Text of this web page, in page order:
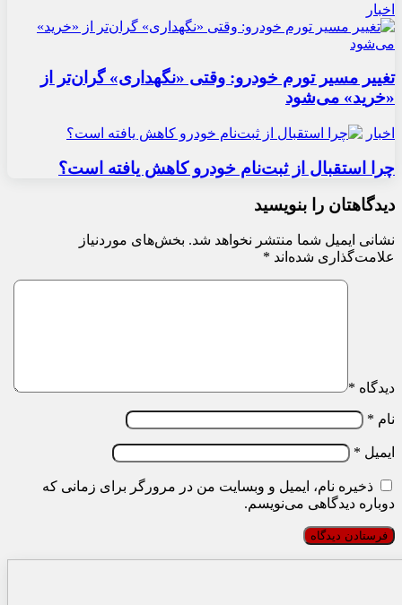
اخبار
تغییر مسیر تورم خودرو: وقتی «نگهداری» گران‌تر از
«خرید» می‌شود
اخبار
چرا استقبال از ثبت‌نام خودرو کاهش یافته است؟
دیدگاهتان را بنویسید
نشانی ایمیل شما منتشر نخواهد شد. بخش‌های موردنیاز
علامت‌گذاری شده‌اند *
دیدگاه *
نام *
ایمیل *
ذخیره نام، ایمیل و وبسایت من در مرورگر برای زمانی که
دوباره دیدگاهی می‌نویسم.